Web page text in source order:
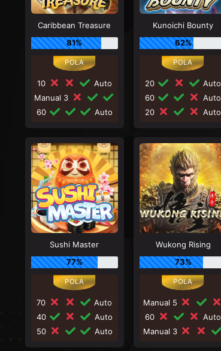
Caribbean Treasure
81%
10
Auto
Manual 3
60
Auto
Kunoichi Bounty
62%
20
Auto
60
Auto
20
Auto
Sushi Master
77%
70
Auto
40
Auto
50
Auto
Wukong Rising
73%
Manual 5
60
Auto
Manual 3